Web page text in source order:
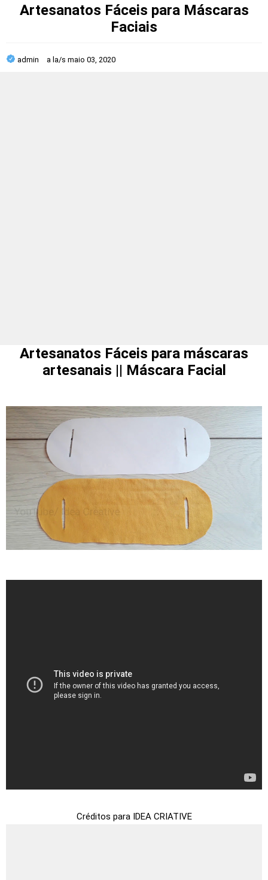
Artesanatos Fáceis para Máscaras
Faciais
admin a la/s maio 03, 2020
Artesanatos Fáceis para máscaras
artesanais || Máscara Facial
Créditos para IDEA CRIATIVE